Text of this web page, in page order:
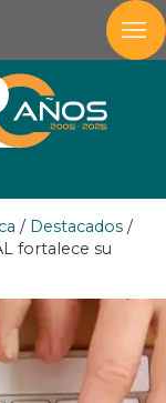
/ Destacados /
fortalece su